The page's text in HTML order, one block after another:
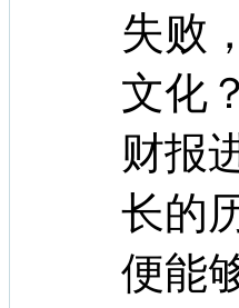
失败
文化
财报
长的
便能